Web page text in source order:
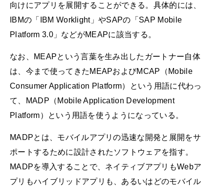
向けにアプリを展開することができる。具体的には、
IBMの「IBM Worklight」やSAPの「SAP Mobile
Platform 3.0」などがMEAPに該当する。
なお、MEAPという言葉を生み出したガートナー自体
は、今まで使ってきたMEAPおよびMCAP（Mobile
Consumer Application Platform）という用語に代わっ
て、MADP（Mobile Application Development
Platform）という用語を使うようになっている。
MADPとは、モバイルアプリの迅速な開発と展開をサ
ポートするために設計されたソフトウェアを指す。
MADPを導入することで、ネイティブアプリもWebア
プリもハイブリッドアプリも、あるいはどのモバイル